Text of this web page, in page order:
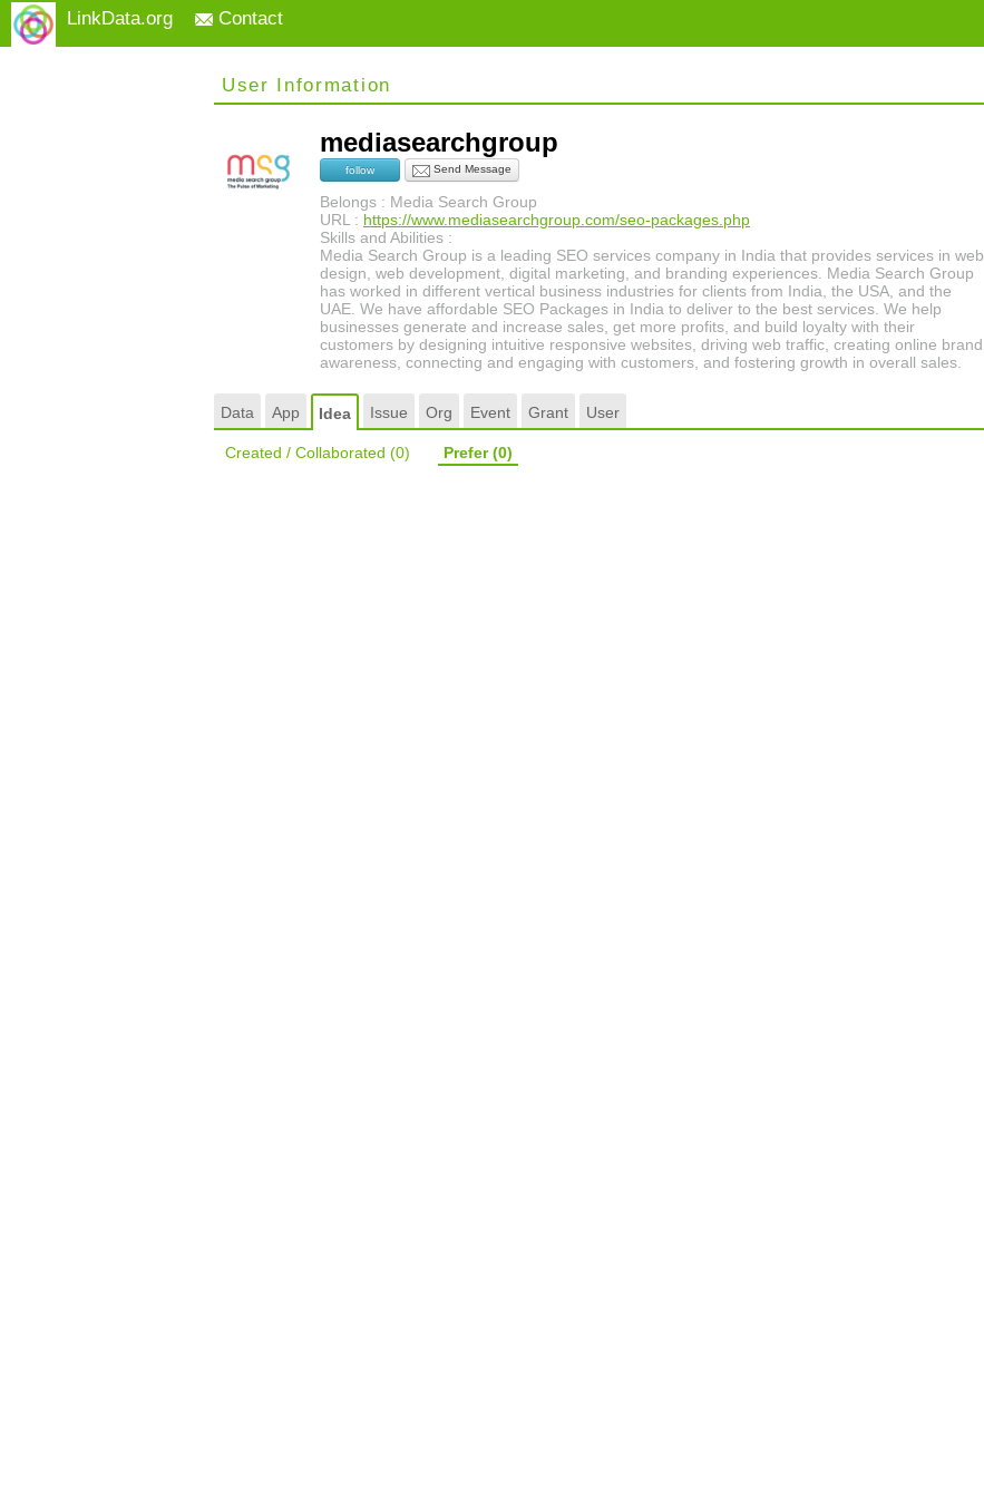
LinkData.org Contact
User Information
mediasearchgroup
follow Send Message
Belongs : Media Search Group
URL : https://www.mediasearchgroup.com/seo-packages.php
Skills and Abilities :
Media Search Group is a leading SEO services company in India that provides services in web
design, web development, digital marketing, and branding experiences. Media Search Group
has worked in different vertical business industries for clients from India, the USA, and the
UAE. We have affordable SEO Packages in India to deliver to the best services. We help
businesses generate and increase sales, get more profits, and build loyalty with their
customers by designing intuitive responsive websites, driving web traffic, creating online brand
awareness, connecting and engaging with customers, and fostering growth in overall sales.
Data App Idea Issue Org Event Grant User
Created / Collaborated (0) Prefer(0)